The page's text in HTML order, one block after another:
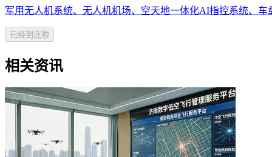
军用无人机系统、无人机机场、空天地一体化AI指控系统、车
已经到底啦
相关资讯